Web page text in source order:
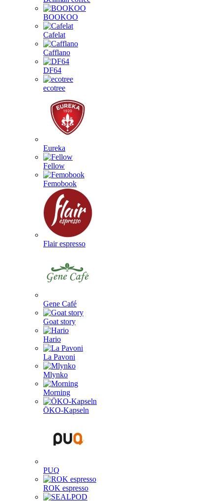
BOOKOO
Cafelat
Cafflano
DF64
ecotree
Eureka
Fellow
Femobook
Flair espresso
Gene Café
Goat story
Hario
La Pavoni
Mlynko
Morning
ÖKO-Kapseln
PUQ
ROK espresso